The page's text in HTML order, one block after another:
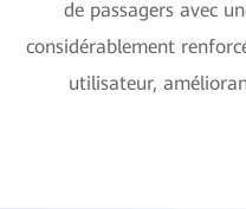
de passagers avec
considérablement
utilisateur,